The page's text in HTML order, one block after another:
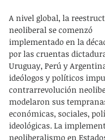
A nivel global, la
neoliberal se comenzó
implementado en la
por las cruentas
Uruguay, Perú y
ideólogos y políticos
contrarrevolución
modelaron sus
económicas, sociales,
ideológicas. La
neoliberalismo en